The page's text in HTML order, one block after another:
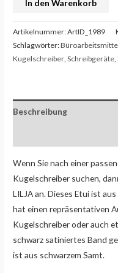
In den Warenkorb
Artikelnummer:ArtID_1989
Schlagwörter:
Kugelschreiber,Schreibgeräte,
Beschreibung
Wenn Sie nach einer
Kugelschreiber suchen,
LILJA an. Dieses Etui ist
hat einen repräsentativen
Kugelschreiber oder auch
schwarz satiniertes Band
ist aus schwarzem Samt.